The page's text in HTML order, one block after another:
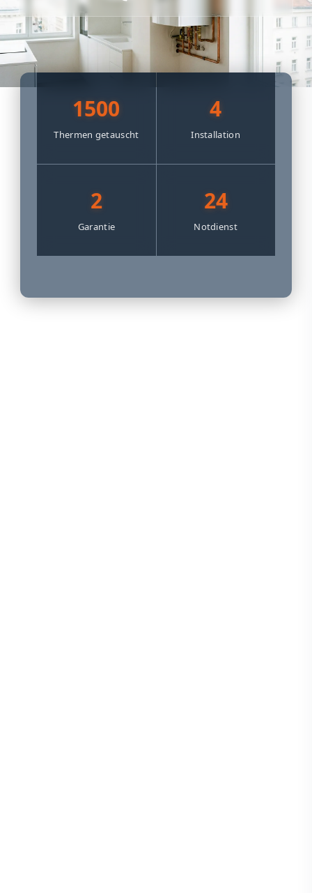
1500
Thermen getauscht
4
Installation
2
Garantie
24
Notdienst